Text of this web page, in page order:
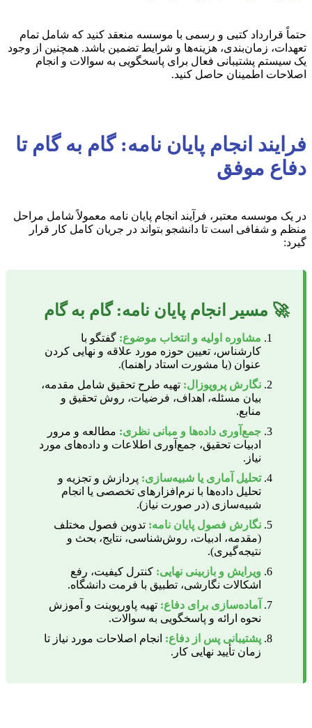
حتماً قرارداد کتبی و رسمی با موسسه منعقد کنید که شامل تمام
تعهدات، زمان‌بندی، هزینه‌ها و شرایط تضمین باشد. همچنین از وجود
یک سیستم پشتیبانی فعال برای پاسخگویی به سوالات و انجام
اصلاحات اطمینان حاصل کنید.
فرایند انجام پایان نامه: گام به گام تا
دفاع موفق
در یک موسسه معتبر، فرآیند انجام پایان نامه معمولاً شامل مراحل
منظم و شفافی است تا دانشجو بتواند در جریان کامل کار قرار
گیرد:
🚀 مسیر انجام پایان نامه: گام به گام
مشاوره اولیه و انتخاب موضوع: گفتگو با
کارشناس، تعیین حوزه مورد علاقه و نهایی کردن
عنوان (با مشورت استاد راهنما).
نگارش پروپوزال: تهیه طرح تحقیق شامل مقدمه،
بیان مسئله، اهداف، فرضیات، روش تحقیق و
منابع.
جمع‌آوری داده‌ها و مبانی نظری: مطالعه و مرور
ادبیات تحقیق، جمع‌آوری اطلاعات و داده‌های مورد
نیاز.
تحلیل آماری یا شبیه‌سازی: پردازش و تجزیه و
تحلیل داده‌ها با نرم‌افزارهای تخصصی یا انجام
شبیه‌سازی (در صورت نیاز).
نگارش فصول پایان نامه: تدوین فصول مختلف
(مقدمه، ادبیات، روش‌شناسی، نتایج، بحث و
نتیجه‌گیری).
ویرایش و بازبینی نهایی: کنترل کیفیت، رفع
اشکالات نگارشی، تطبیق با فرمت دانشگاه.
آماده‌سازی برای دفاع: تهیه پاورپوینت و آموزش
نحوه ارائه و پاسخگویی به سوالات.
پشتیبانی پس از دفاع: انجام اصلاحات مورد نیاز تا
زمان تأیید نهایی کار.